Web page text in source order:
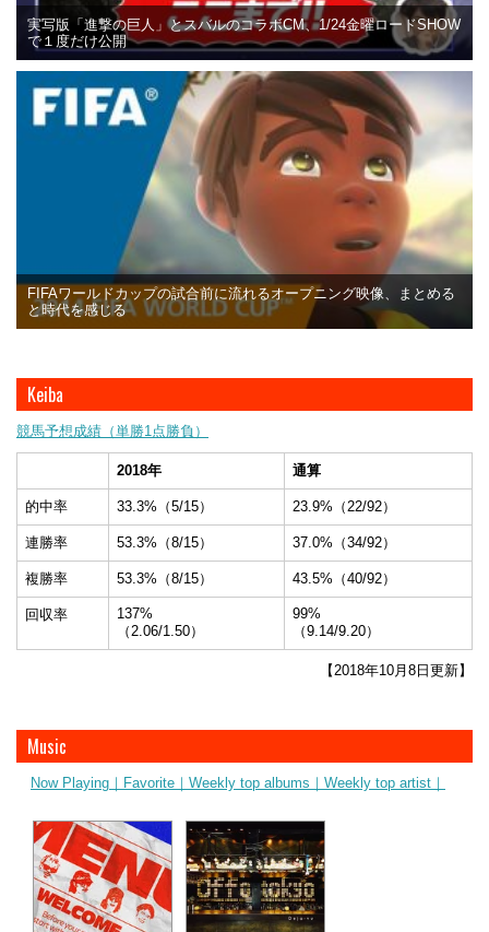
実写版「進撃の巨人」とスバルのコラボCM、1/24金曜ロードSHOW
で１度だけ公開
FIFAワールドカップの試合前に流れるオープニング映像、まとめる
と時代を感じる
Keiba
競馬予想成績（単勝1点勝負）
2018年 通算
的中率 33.3%（5/15） 23.9%（22/92）
連勝率 53.3%（8/15） 37.0%（34/92）
複勝率 53.3%（8/15） 43.5%（40/92）
回収率
137%
（2.06/1.50）
99%
（9.14/9.20）
【2018年10月8日更新】
Music
Now Playing｜ Favorite｜ Weekly top albums｜ Weekly top artist｜